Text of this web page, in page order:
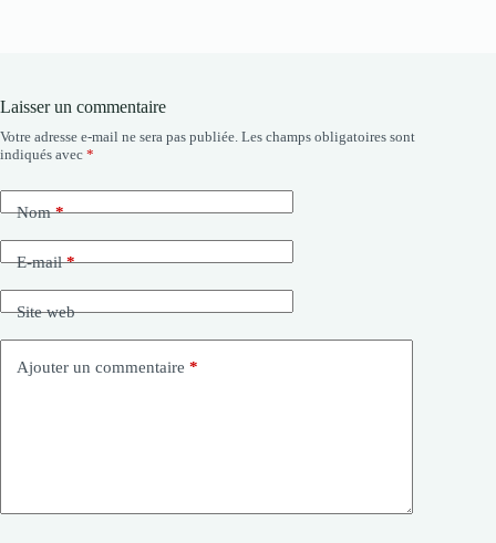
Laisser un commentaire
Votre adresse e-mail ne sera pas publiée. Les champs obligatoires sont
indiqués avec *
Nom*
E-mail*
Site web
Ajouter un commentaire *